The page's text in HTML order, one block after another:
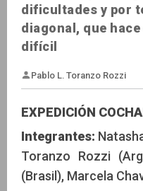
dificultades y por
diagonal, que
difícil
Pablo L. Toranzo
EXPEDICIÓN
Integrantes:
Toranzo Rozzi
(Brasil), Marcela